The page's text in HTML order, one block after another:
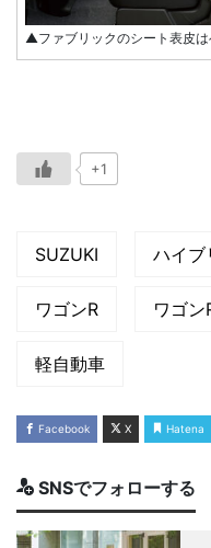
▲ファブリックのシート表皮
+1
SUZUKI ハイブ
ワゴンR ワゴ
軽自動車
Facebook X Hatena
SNSでフォローする